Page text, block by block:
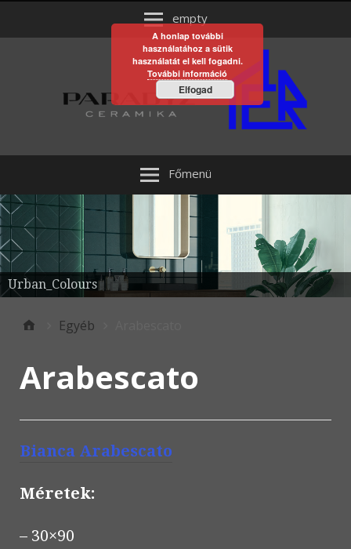
empty
Főmenü
Urban_Colours
Egyéb
Arabescato
Bianca Arabescato
Méretek:
– 30×90
A honlap további
használatához a sütik
használatát el kell fogadni.
További információ
Elfogad